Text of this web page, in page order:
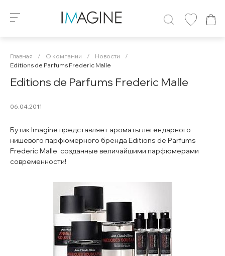
Главная / О компании / Новости
/
Editions de Parfums Frederic Malle
Editions de Parfums Frederic Malle
06.04.2011
Бутик Imagine представляет ароматы легендарного
нишевого парфюмерного бренда Editions de Parfums
Frederic Malle, созданные величайшими парфюмерами
современности!